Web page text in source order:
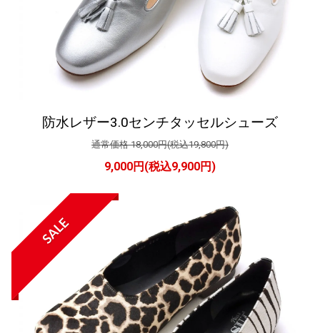
防水レザー3.0センチタッセルシューズ
通常価格 18,000円(税込19,800円)
9,000円(税込9,900円)
SALE